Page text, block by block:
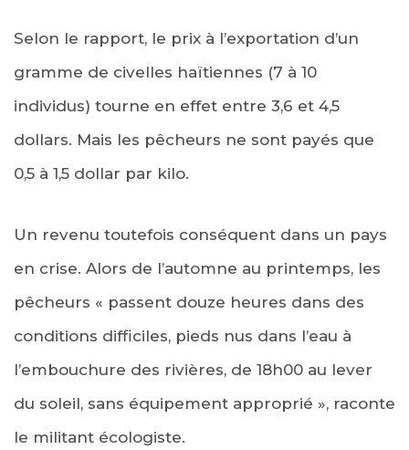
Selon le rapport, le prix à l’exportation d’un
gramme de civelles haïtiennes (7 à 10
individus) tourne en effet entre 3,6 et 4,5
dollars. Mais les pêcheurs ne sont payés que
0,5 à 1,5 dollar par kilo.
Un revenu toutefois conséquent dans un pays
en crise. Alors de l’automne au printemps, les
pêcheurs « passent douze heures dans des
conditions difficiles, pieds nus dans l’eau à
l’embouchure des rivières, de 18h00 au lever
du soleil, sans équipement approprié », raconte
le militant écologiste.